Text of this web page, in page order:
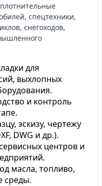
спецтехники,
снегоходов,
для
выхлопных
и контроль
эскизу, чертежу
DWG и др.).
центров и
масла, топливо,
среды.